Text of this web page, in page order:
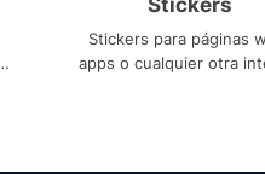
Stickers
Stickers para páginas
apps o cualquier otra